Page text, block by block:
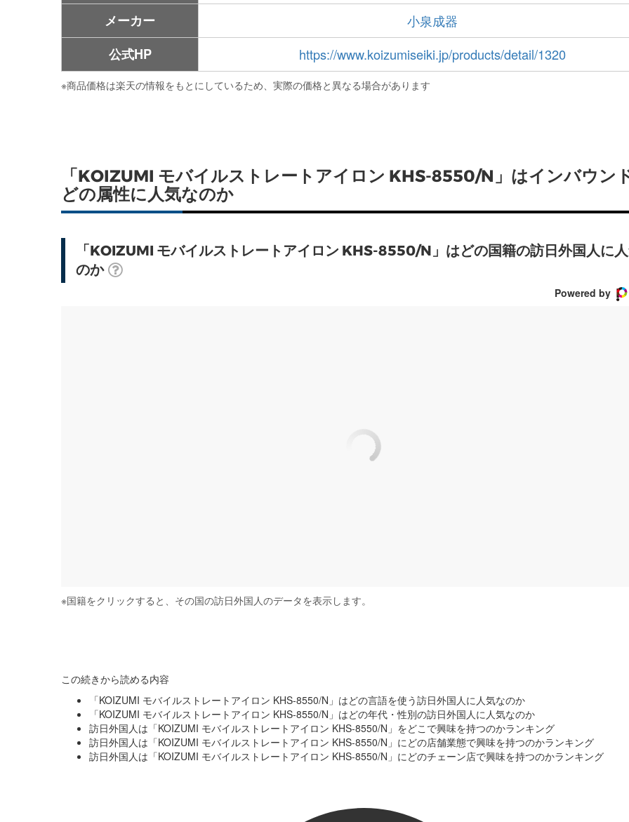
メーカー
小泉成器
公式HP
https://www.koizumiseiki.jp/products/detail/1320
※商品価格は楽天の情報をもとにしているため、実際の価格と異なる場合があります
「KOIZUMI モバイルストレートアイロン KHS-8550/N」はインバウン
どの属性に人気なのか
「KOIZUMI モバイルストレートアイロン KHS-8550/N」はどの国籍の訪日外国人に
のか
Powered by
※国籍をクリックすると、その国の訪日外国人のデータを表示します。
この続きから読める内容
「KOIZUMI モバイルストレートアイロン KHS-8550/N」はどの言語を使う訪日外国人に人気なのか
「KOIZUMI モバイルストレートアイロン KHS-8550/N」はどの年代・性別の訪日外国人に人気なのか
訪日外国人は「KOIZUMI モバイルストレートアイロン KHS-8550/N」をどこで興味を持つのかランキング
訪日外国人は「KOIZUMI モバイルストレートアイロン KHS-8550/N」にどの店舗業態で興味を持つのかランキング
訪日外国人は「KOIZUMI モバイルストレートアイロン KHS-8550/N」にどのチェーン店で興味を持つのかランキング